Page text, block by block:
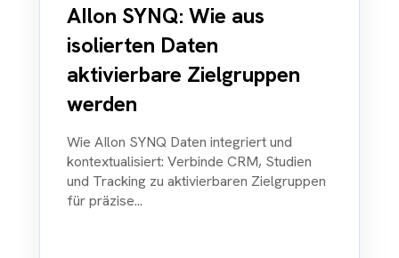
AIlon SYNQ: Wie aus
isolierten Daten
aktivierbare Zielgruppen
werden
Wie AIlon SYNQ Daten integriert und
kontextualisiert: Verbinde CRM, Studien
und Tracking zu aktivierbaren Zielgruppen
für präzise...